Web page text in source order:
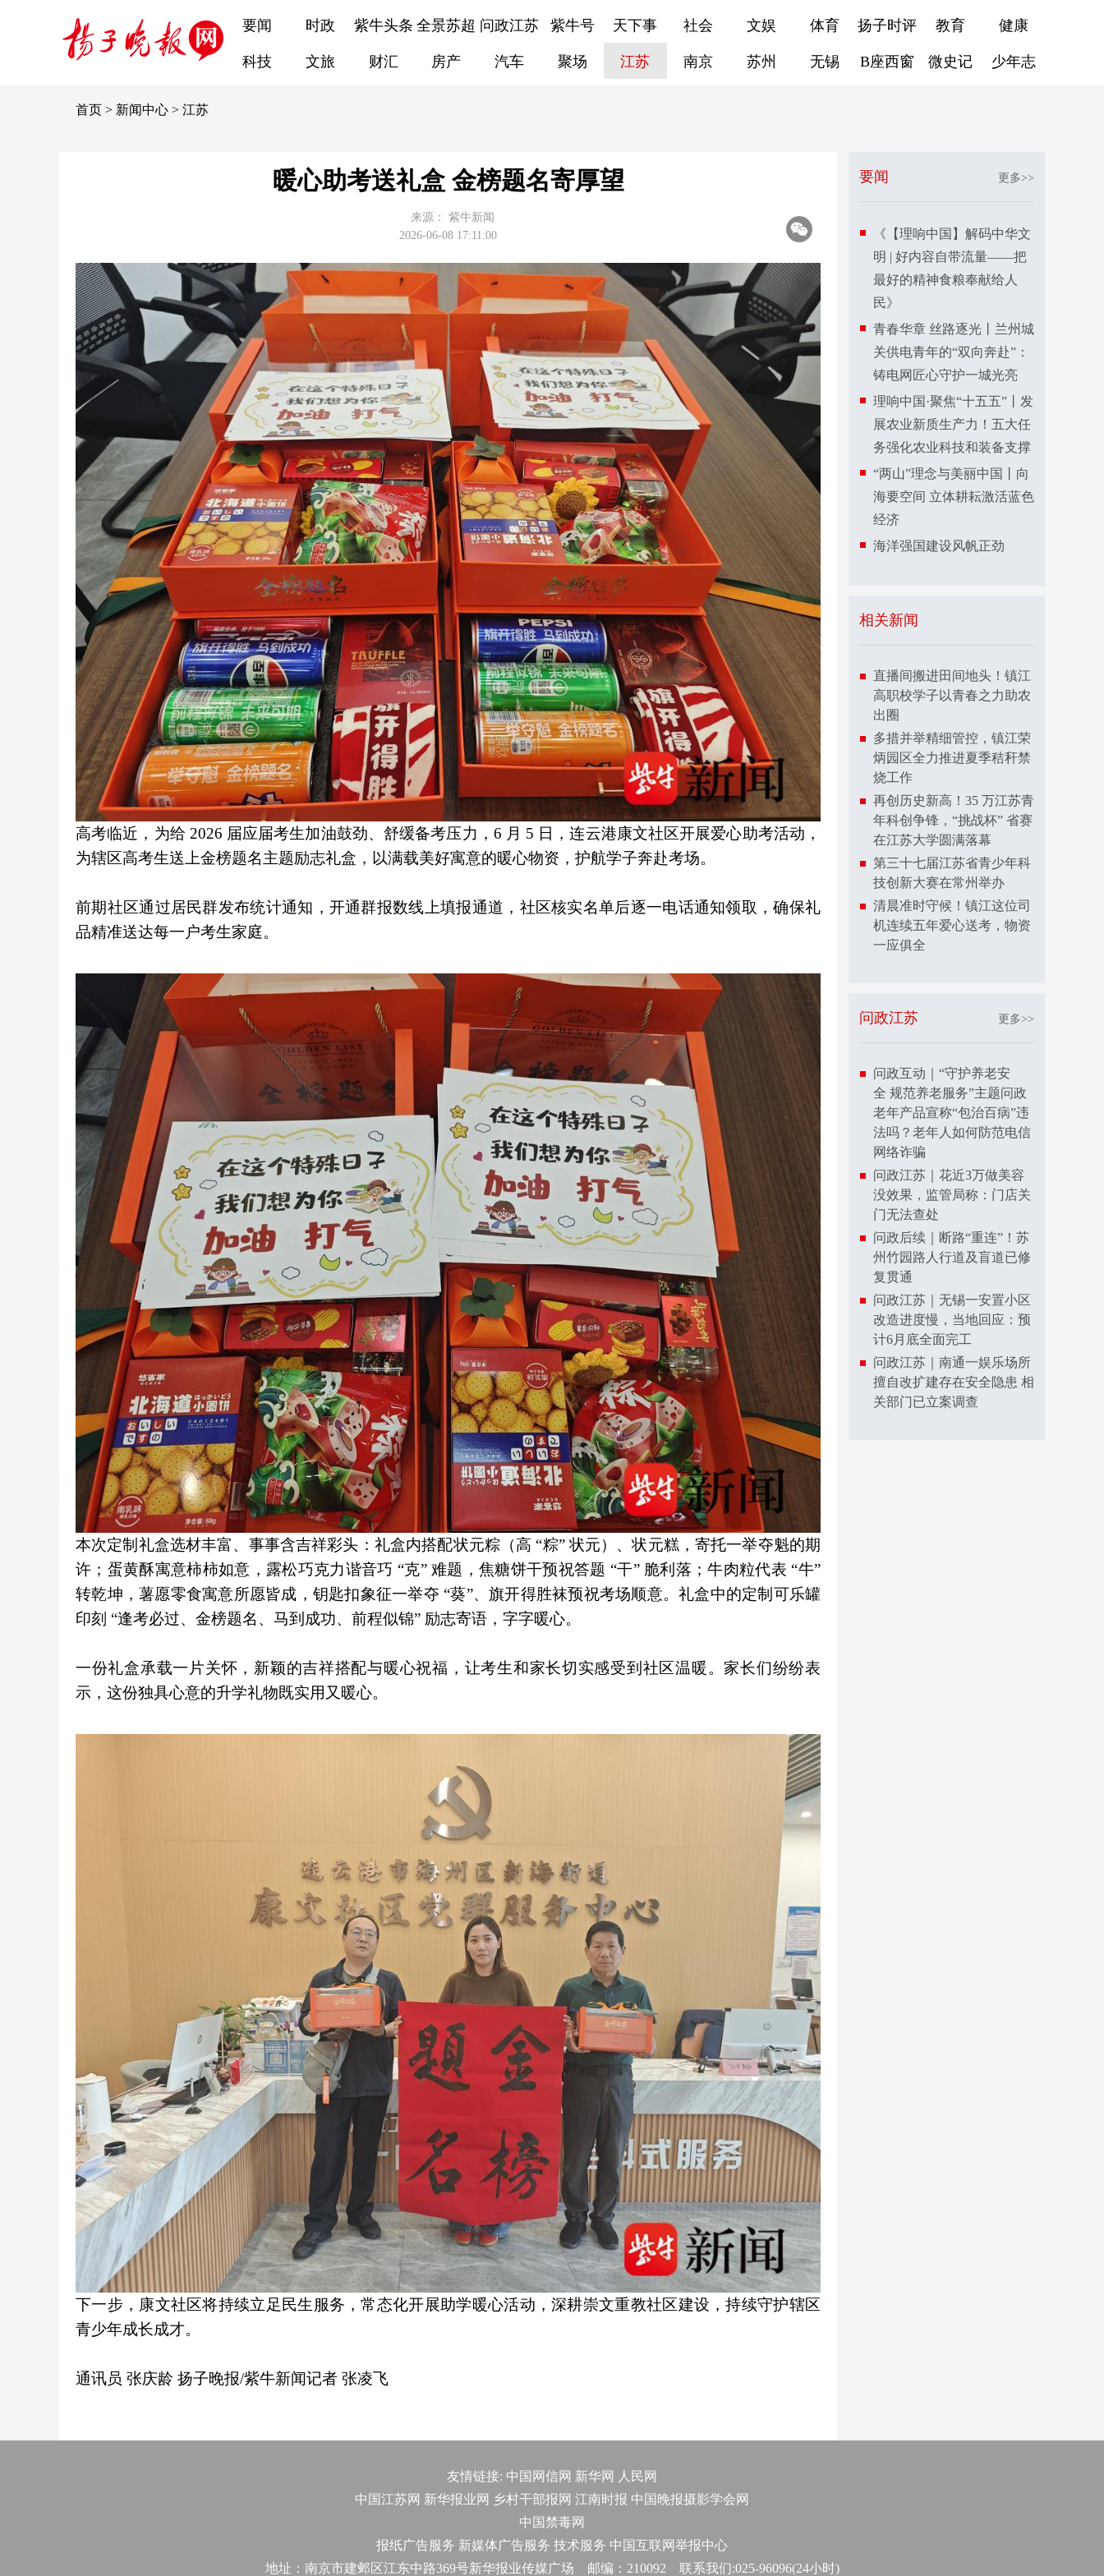
要闻 时政 紫牛头条 全景苏超 问政江苏 紫牛号 天下事 社会 文娱 体育 扬子时评 教育 健康
科技 文旅 财汇 房产 汽车 聚场 江苏 南京 苏州 无锡 B座西窗 微史记 少年志
首页 > 新闻中心 > 江苏
暖心助考送礼盒 金榜题名寄厚望
来源：
紫牛新闻
2026-06-08 17:11:00
高考临近，为给 2026 届应届考生加油鼓劲、舒缓备考压力，6 月 5 日，连云港康文社区开展爱心助考活动，
为辖区高考生送上金榜题名主题励志礼盒，以满载美好寓意的暖心物资，护航学子奔赴考场。
前期社区通过居民群发布统计通知，开通群报数线上填报通道，社区核实名单后逐一电话通知领取，确保礼
品精准送达每一户考生家庭。
本次定制礼盒选材丰富、事事含吉祥彩头：礼盒内搭配状元粽（高 “粽” 状元）、状元糕，寄托一举夺魁的期
许；蛋黄酥寓意柿柿如意，露松巧克力谐音巧 “克” 难题，焦糖饼干预祝答题 “干” 脆利落；牛肉粒代表 “牛”
转乾坤，薯愿零食寓意所愿皆成，钥匙扣象征一举夺 “葵”、旗开得胜袜预祝考场顺意。礼盒中的定制可乐罐
印刻 “逢考必过、金榜题名、马到成功、前程似锦” 励志寄语，字字暖心。
一份礼盒承载一片关怀，新颖的吉祥搭配与暖心祝福，让考生和家长切实感受到社区温暖。家长们纷纷表
示，这份独具心意的升学礼物既实用又暖心。
下一步，康文社区将持续立足民生服务，常态化开展助学暖心活动，深耕崇文重教社区建设，持续守护辖区
青少年成长成才。
通讯员 张庆龄 扬子晚报/紫牛新闻记者 张凌飞
要闻 更多>>
《【理响中国】解码中华文
明 | 好内容自带流量——把
最好的精神食粮奉献给人
民》
青春华章 丝路逐光丨兰州城
关供电青年的“双向奔赴”：
铸电网匠心守护一城光亮
理响中国·聚焦“十五五”丨发
展农业新质生产力！五大任
务强化农业科技和装备支撑
“两山”理念与美丽中国丨向
海要空间 立体耕耘激活蓝色
经济
海洋强国建设风帆正劲
相关新闻
直播间搬进田间地头！镇江
高职校学子以青春之力助农
出圈
多措并举精细管控，镇江荣
炳园区全力推进夏季秸秆禁
烧工作
再创历史新高！35 万江苏青
年科创争锋，“挑战杯” 省赛
在江苏大学圆满落幕
第三十七届江苏省青少年科
技创新大赛在常州举办
清晨准时守候！镇江这位司
机连续五年爱心送考，物资
一应俱全
问政江苏 更多>>
问政互动｜“守护养老安
全 规范养老服务”主题问政
老年产品宣称“包治百病”违
法吗？老年人如何防范电信
网络诈骗
问政江苏｜花近3万做美容
没效果，监管局称：门店关
门无法查处
问政后续｜断路“重连”！苏
州竹园路人行道及盲道已修
复贯通
问政江苏｜无锡一安置小区
改造进度慢，当地回应：预
计6月底全面完工
问政江苏｜南通一娱乐场所
擅自改扩建存在安全隐患 相
关部门已立案调查
友情链接: 中国网信网 新华网
人民网
中国江苏网 新华报业网 乡村干部报网 江南时报 中国晚报摄影学会网
中国禁毒网
报纸广告服务 新媒体广告服务 技术服务 中国互联网举报中心
地址：南京市建邺区江东中路369号新华报业传媒广场 邮编：210092 联系我们:025-96096(24小时)